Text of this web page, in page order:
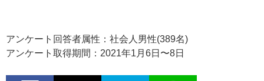
アンケート回答者属性：社会人男性(389名)
アンケート取得期間：2021年1月6日〜8日